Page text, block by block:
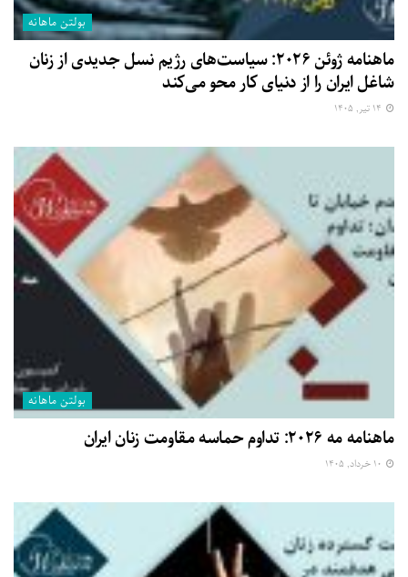
بولتن ماهانه
ماهنامه ژوئن ۲۰۲۶: سیاست‌های رژیم نسل جدیدی از زنان
شاغل ایران را از دنیای کار محو می‌کند
بولتن ماهانه
ماهنامه مه ۲۰۲۶: تداوم حماسه مقاومت زنان ایران